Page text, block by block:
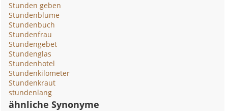
Stunden geben
Stundenblume
Stundenbuch
Stundenfrau
Stundengebet
Stundenglas
Stundenhotel
Stundenkilometer
Stundenkraut
stundenlang
ähnliche Synonyme